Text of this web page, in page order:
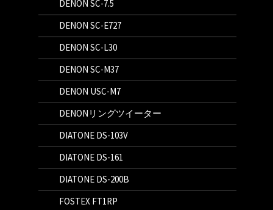
DENON SC-7.5
DENON SC-E727
DENON SC-L30
DENON SC-M37
DENON USC-M7
DENONリングツイーター
DIATONE DS-103V
DIATONE DS-161
DIATONE DS-200B
FOSTEX FT1RP